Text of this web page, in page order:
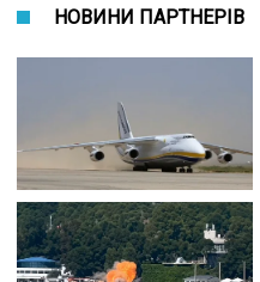
НОВИНИ ПАРТНЕРІВ